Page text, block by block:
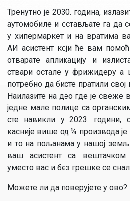
Тренутно је 2030. година,
аутомобиле и остављате га да
у хипермаркет и на вратима
АИ асистент који ће вам
отварате апликацију и
ствари остале у фрижидеру а
потребно да бисте пратили
Наилазите на део где је свеже
једне мале полице са
сте навикли у 2023. години,
касније више од ¼ производа
и то на пољанама у нашој
ваш асистент са вештачком
уместо вас и без грешке се
Можете ли да поверујете у ово?